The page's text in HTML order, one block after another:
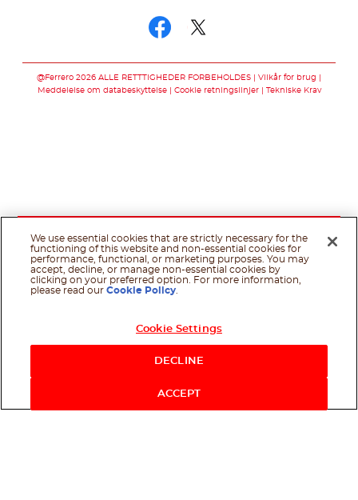
@Ferrero 2026 ALLE RETTTIGHEDER FORBEHOLDES
Vilkår for brug
Meddelelse om databeskyttelse
Cookie retningslinjer Tekniske Krav
We use essential cookies that are strictly necessary for the
functioning of this website and non-essential cookies for
performance, functional, or marketing purposes. You may
accept, decline, or manage non-essential cookies by
clicking on your preferred option. For more information,
please read ourCookie Policy
Cookie Settings
DECLINE
ACCEPT